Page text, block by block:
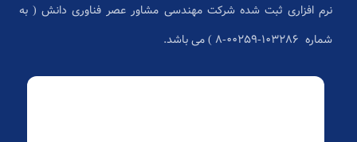
نرم افزاری ثبت شده شرکت مهندسی مشاور عصر فناوری دانش ( به
شماره ۱۰۳۲۸۶-۰۰۲۵۹-۸ ) می باشد.